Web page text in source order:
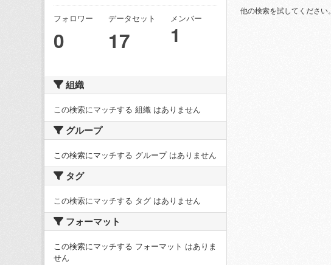
フォロワー
0
データセット
17
メンバー
1
組織
この検索にマッチする 組織 はありません
グループ
この検索にマッチする グループ はありません
タグ
この検索にマッチする タグ はありません
フォーマット
この検索にマッチする フォーマット はありま
せん
他の検索を試してください。